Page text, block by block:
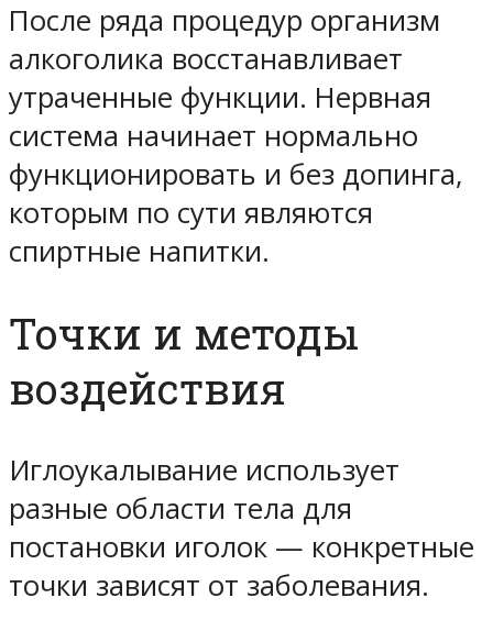
После ряда процедур организм
алкоголика восстанавливает
утраченные функции. Нервная
система начинает нормально
функционировать и без допинга,
которым по сути являются
спиртные напитки.
Точки и методы
воздействия
Иглоукалывание использует
разные области тела для
постановки иголок — конкретные
точки зависят от заболевания.